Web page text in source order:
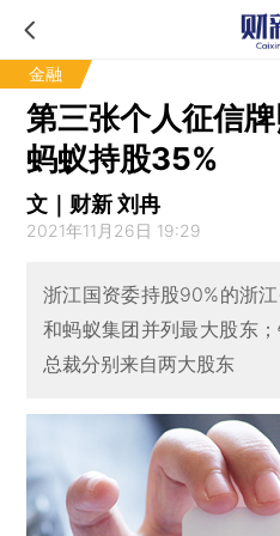
金融
第三张个人征信
蚂蚁持股35%
文｜财新 刘冉
2021年11月26日 19:29
浙江国资委持股90%的浙
和蚂蚁集团并列最大股东
总裁分别来自两大股东